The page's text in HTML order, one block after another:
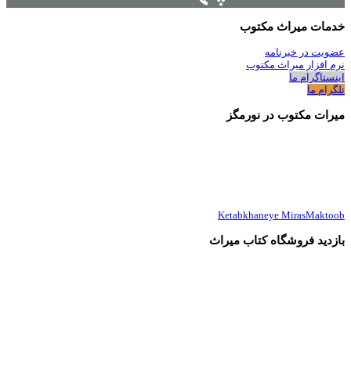
خدمات میراث مکتوب
عضویت در خبرنامه
نرم افزار میراث مکتوب
اینستاگرام ما
تلگرام ما
میرات مکتوب در نورمگز
Ketabkhaneye MirasMaktoob
بازدید فروشگاه کتاب میراث